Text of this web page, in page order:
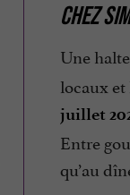
CHEZ
Une
locaux et
juillet
Entre
qu’au